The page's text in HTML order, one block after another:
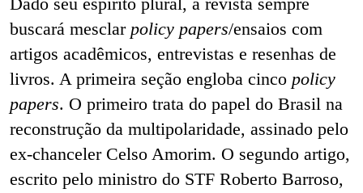
buscará mesclar policy papers/ensaios com
artigos acadêmicos, entrevistas e resenhas de
livros. A primeira seção engloba cinco policy
papers. O primeiro trata do papel do Brasil na
reconstrução da multipolaridade, assinado pelo
ex-chanceler Celso Amorim. O segundo artigo,
escrito pelo ministro do STF Roberto Barroso,